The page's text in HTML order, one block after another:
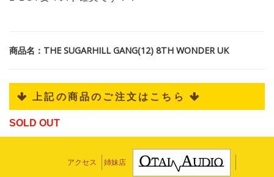
商品名：THE SUGARHILL GANG(12) 8TH WONDER UK
 上記の商品のご注文はこちら 
SOLD OUT
アクセス 姉妹店